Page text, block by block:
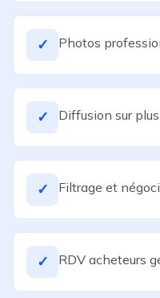
✓ Photos
✓ Diffusion sur
✓ Filtrage et
✓ RDV acheteurs